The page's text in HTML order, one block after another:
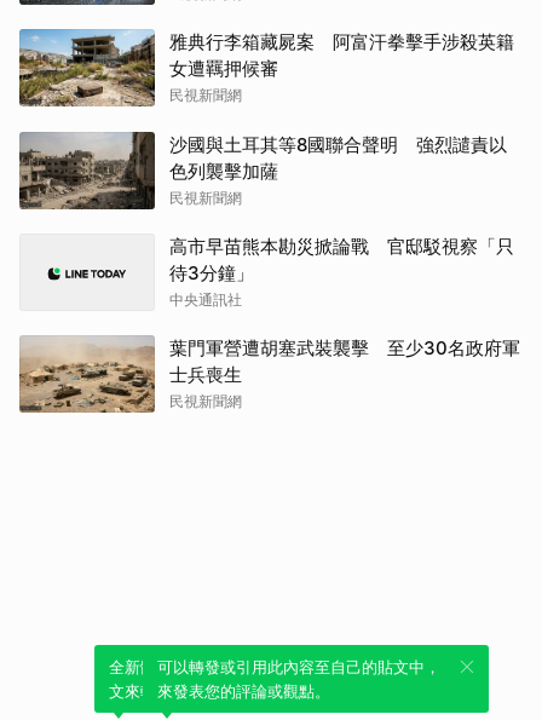
雅典行李箱藏屍案 阿富汗拳擊手涉殺英籍
女遭羈押候審
民視新聞網
沙國與土耳其等8國聯合聲明 強烈譴責以
色列襲擊加薩
民視新聞網
高市早苗熊本勘災掀論戰 官邸駁視察「只
待3分鐘」
中央通訊社
葉門軍營遭胡塞武裝襲擊 至少30名政府軍
士兵喪生
民視新聞網
全新體驗！一鍵引用此內容，透過發布貼
文來輕鬆表達個人立場。
可以轉發或引用此內容至自己的貼文中，
來發表您的評論或觀點。